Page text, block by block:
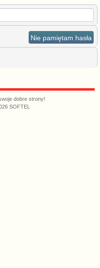
Nie pamiętam hasła
dobre strony!
SOFTEL